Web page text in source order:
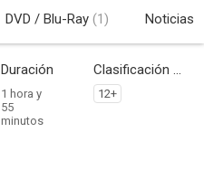
DVD / Blu-Ray (1) Noticias
Duración
1 hora y
55
minutos
Clasificación por edades
12+